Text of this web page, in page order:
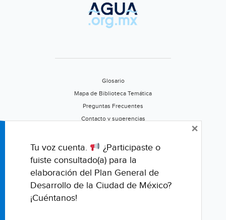
Glosario
Mapa de Biblioteca Temática
Preguntas Frecuentes
Contacto y sugerencias
Califica este portal
Tu voz cuenta.
¿Participaste o
fuiste consultado(a) para la
elaboración del Plan General de
Desarrollo de la Ciudad de México?
¡Cuéntanos!
×